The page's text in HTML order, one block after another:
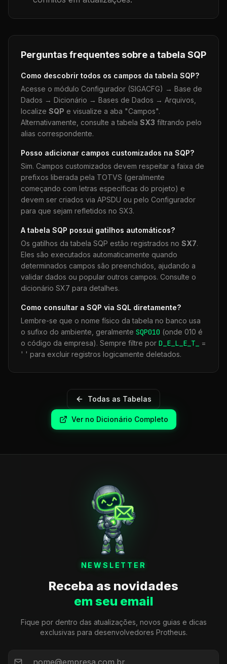
Perguntas frequentes sobre a tabela SQP
Como descobrir todos os campos da tabela SQP?
Acesse o módulo Configurador (SIGACFG) → Base de
Dados → Dicionário → Bases de Dados → Arquivos,
localize SQP e visualize a aba "Campos".
Alternativamente, consulte a tabela SX3 filtrando pelo
alias correspondente.
Posso adicionar campos customizados na SQP?
Sim. Campos customizados devem respeitar a faixa de
prefixos liberada pela TOTVS (geralmente
começando com letras específicas do projeto) e
devem ser criados via APSDU ou pelo Configurador
para que sejam refletidos no SX3.
A tabela SQP possui gatilhos automáticos?
Os gatilhos da tabela SQP estão registrados no SX7.
Eles são executados automaticamente quando
determinados campos são preenchidos, ajudando a
validar dados ou popular outros campos. Consulte o
dicionário SX7 para detalhes.
Como consultar a SQP via SQL diretamente?
Lembre-se que o nome físico da tabela no banco usa
o sufixo do ambiente, geralmente SQP010 (onde 010 é
o código da empresa). Sempre filtre por D_E_L_E_T_
=
' ' para excluir registros logicamente deletados.
Todas as Tabelas
Ver no Dicionário Completo
NEWSLETTER
Receba as novidades
em seu email
Fique por dentro das atualizações, novos guias e dicas
exclusivas para desenvolvedores Protheus.